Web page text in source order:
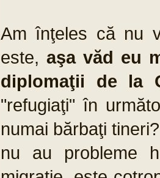
Am înţeles că nu
este,aşa văd eu
diplomaţii de la
"refugiaţi" în
numai bărbaţi
nu au probleme